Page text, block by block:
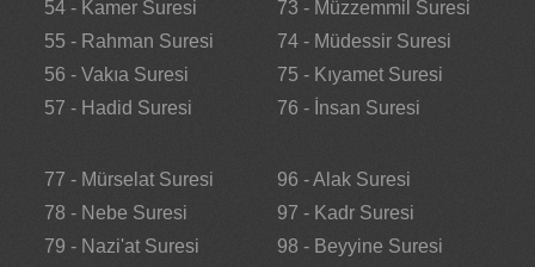
54 - Kamer Suresi
55 - Rahman Suresi
56 - Vakıa Suresi
57 - Hadid Suresi
73 - Müzzemmil Suresi
74 - Müdessir Suresi
75 - Kıyamet Suresi
76 - İnsan Suresi
77 - Mürselat Suresi
78 - Nebe Suresi
79 - Nazi'at Suresi
96 - Alak Suresi
97 - Kadr Suresi
98 - Beyyine Suresi